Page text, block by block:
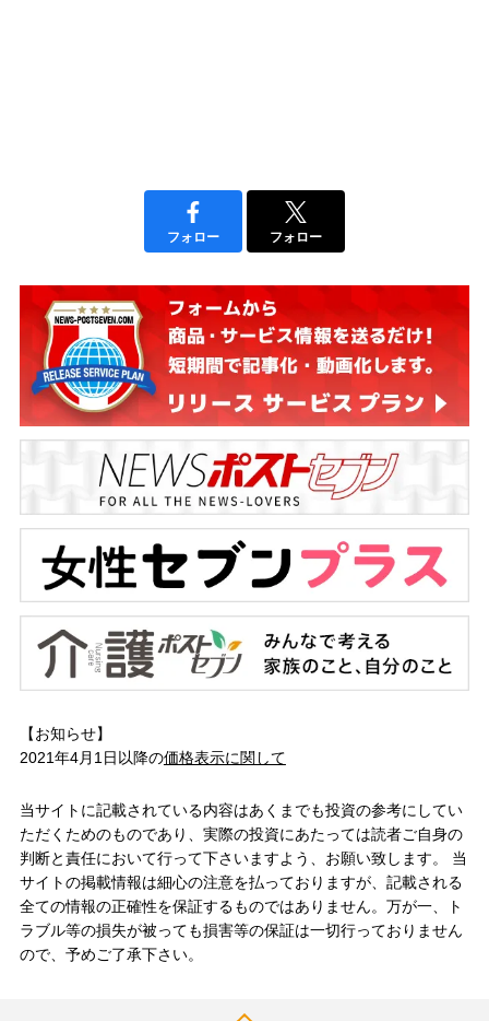
フォロー フォロー
【お知らせ】
2021年4月1日以降の価格表示に関して
当サイトに記載されている内容はあくまでも投資の参考にしてい
ただくためのものであり、実際の投資にあたっては読者ご自身の
判断と責任において行って下さいますよう、お願い致します。 当
サイトの掲載情報は細心の注意を払っておりますが、記載される
全ての情報の正確性を保証するものではありません。万が一、ト
ラブル等の損失が被っても損害等の保証は一切行っておりません
ので、予めご了承下さい。